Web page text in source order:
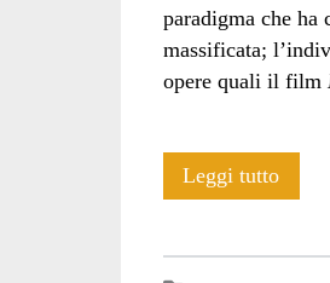
paradigma che ha
massificata;
opere quali il film
Leggi tutto